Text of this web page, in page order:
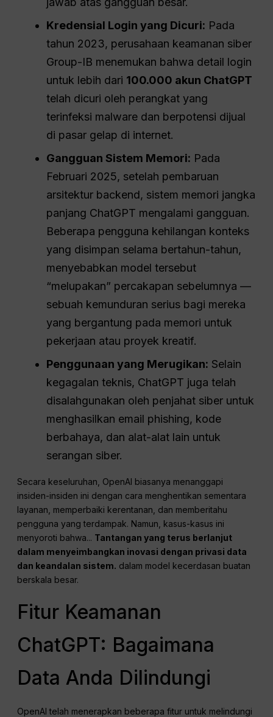
Kredensial Login yang Dicuri: Pada
tahun 2023, perusahaan keamanan siber
Group-IB menemukan bahwa detail login
untuk lebih dari 100.000 akun ChatGPT
telah dicuri oleh perangkat yang
terinfeksi malware dan berpotensi dijual
di pasar gelap di internet.
Gangguan Sistem Memori: Pada
Februari 2025, setelah pembaruan
arsitektur backend, sistem memori jangka
panjang ChatGPT mengalami gangguan.
Beberapa pengguna kehilangan konteks
yang disimpan selama bertahun-tahun,
menyebabkan model tersebut
“melupakan” percakapan sebelumnya —
sebuah kemunduran serius bagi mereka
yang bergantung pada memori untuk
pekerjaan atau proyek kreatif.
Penggunaan yang Merugikan: Selain
kegagalan teknis, ChatGPT juga telah
disalahgunakan oleh penjahat siber untuk
menghasilkan email phishing, kode
berbahaya, dan alat-alat lain untuk
serangan siber.
Secara keseluruhan, OpenAI biasanya menanggapi
insiden-insiden ini dengan cara menghentikan sementara
layanan, memperbaiki kerentanan, dan memberitahu
pengguna yang terdampak. Namun, kasus-kasus ini
menyoroti bahwa... Tantangan yang terus berlanjut
dalam menyeimbangkan inovasi dengan privasi data
dan keandalan sistem. dalam model kecerdasan buatan
berskala besar.
Fitur Keamanan
ChatGPT: Bagaimana
Data Anda Dilindungi
OpenAI telah menerapkan beberapa fitur untuk melindungi